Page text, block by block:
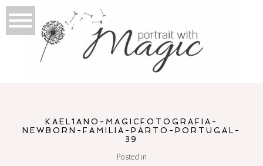
KAEL1ANO-MAGICFOTOGRAFIA-
NEWBORN-FAMILIA-PARTO-PORTUGAL-
39
Posted in